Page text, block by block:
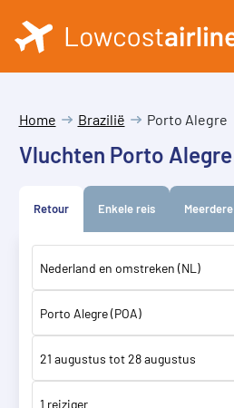
Home Brazilië Porto Alegre
Vluchten Porto Alegre
Retour Enkele reis Meerdere
1 reiziger